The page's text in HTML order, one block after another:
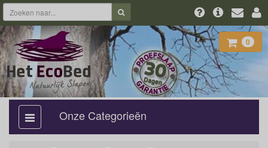
0
categorie
aan,
Onze Categorieën